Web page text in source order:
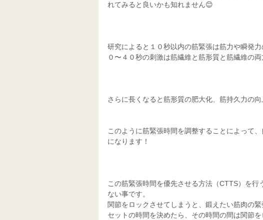
れてみると良いかも知れません😊
研究によると１０秒以内の筋緊張は筋力や瞬発
０〜４０秒の刺激は筋繊維と筋形質と筋繊維の
さらに長くなると筋形質の肥大化、筋持久力の
このように筋緊張時間を調整することによって
になります！
この筋緊張時間を優先させる方法（CTTS）を
ない事です。
関節をロックさせてしまうと、鍛えたい筋肉の緊
セットの時間を決めたら、その時間の間は関節